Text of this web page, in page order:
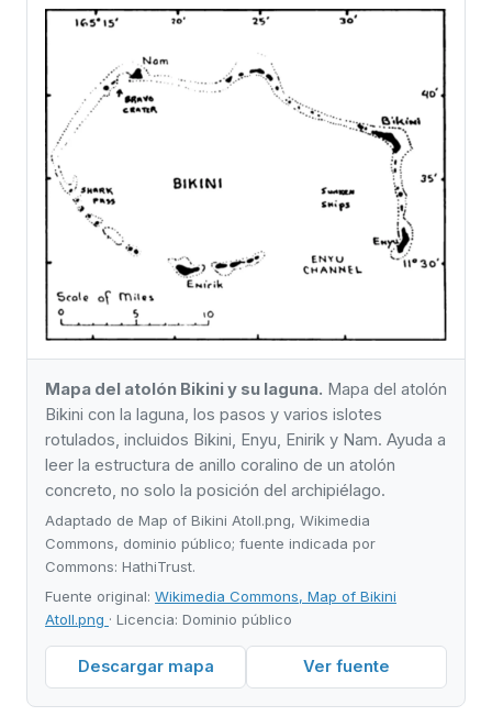
Mapa del atolón Bikini y su laguna. Mapa del atolón
Bikini con la laguna, los pasos y varios islotes
rotulados, incluidos Bikini, Enyu, Enirik y Nam. Ayuda a
leer la estructura de anillo coralino de un atolón
concreto, no solo la posición del archipiélago.
Adaptado de Map of Bikini Atoll.png, Wikimedia
Commons, dominio público; fuente indicada por
Commons: HathiTrust.
Fuente original: Wikimedia Commons, Map of Bikini
Atoll.png · Licencia: Dominio público
Descargar mapa Ver fuente